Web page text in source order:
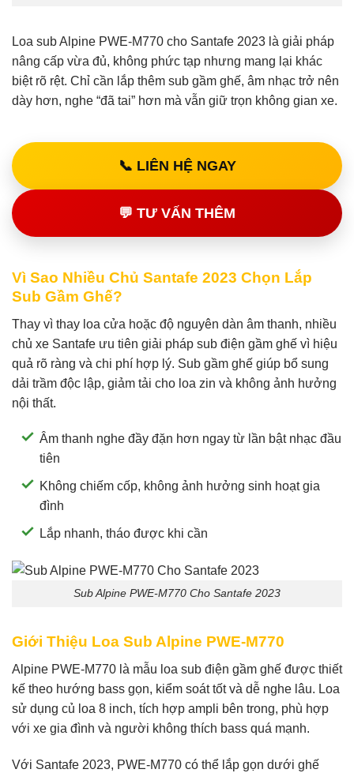
Loa sub Alpine PWE-M770 cho Santafe 2023 là giải pháp
nâng cấp vừa đủ, không phức tạp nhưng mang lại khác
biệt rõ rệt. Chỉ cần lắp thêm sub gầm ghế, âm nhạc trở nên
dày hơn, nghe “đã tai” hơn mà vẫn giữ trọn không gian xe.
📞 LIÊN HỆ NGAY
💬 TƯ VẤN THÊM
Vì Sao Nhiều Chủ Santafe 2023 Chọn Lắp
Sub Gầm Ghế?
Thay vì thay loa cửa hoặc độ nguyên dàn âm thanh, nhiều
chủ xe Santafe ưu tiên giải pháp sub điện gầm ghế vì hiệu
quả rõ ràng và chi phí hợp lý. Sub gầm ghế giúp bổ sung
dải trầm độc lập, giảm tải cho loa zin và không ảnh hưởng
nội thất.
Âm thanh nghe đầy đặn hơn ngay từ lần bật nhạc đầu
tiên
Không chiếm cốp, không ảnh hưởng sinh hoạt gia
đình
Lắp nhanh, tháo được khi cần
Sub Alpine PWE-M770 Cho Santafe 2023
Giới Thiệu Loa Sub Alpine PWE-M770
Alpine PWE-M770 là mẫu loa sub điện gầm ghế được thiết
kế theo hướng bass gọn, kiểm soát tốt và dễ nghe lâu. Loa
sử dụng củ loa 8 inch, tích hợp ampli bên trong, phù hợp
với xe gia đình và người không thích bass quá mạnh.
Với Santafe 2023, PWE-M770 có thể lắp gọn dưới ghế